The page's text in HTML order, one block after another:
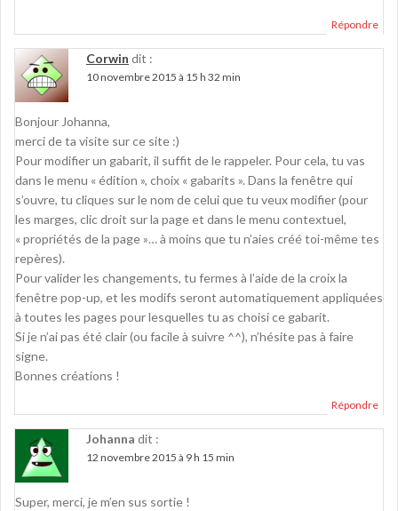
Répondre
Corwin dit :
10 novembre 2015 à 15 h 32 min
Bonjour Johanna,
merci de ta visite sur ce site :)
Pour modifier un gabarit, il suffit de le rappeler. Pour cela, tu vas
dans le menu « édition », choix « gabarits ». Dans la fenêtre qui
s’ouvre, tu cliques sur le nom de celui que tu veux modifier (pour
les marges, clic droit sur la page et dans le menu contextuel,
« propriétés de la page »… à moins que tu n’aies créé toi-même tes
repères).
Pour valider les changements, tu fermes à l’aide de la croix la
fenêtre pop-up, et les modifs seront automatiquement appliquées
à toutes les pages pour lesquelles tu as choisi ce gabarit.
Si je n’ai pas été clair (ou facile à suivre ^^), n’hésite pas à faire
signe.
Bonnes créations !
Répondre
Johanna dit :
12 novembre 2015 à 9 h 15 min
Super, merci, je m’en sus sortie !